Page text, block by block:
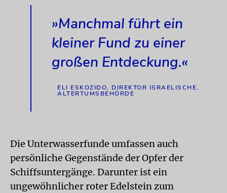
»Manchmal führt ein
kleiner Fund zu einer
großen Entdeckung.«
ELI ESKOZIDO, DIREKTOR ISRAELISCHE.
ALTERTUMSBEHÖRDE
Die Unterwasserfunde umfassen auch
persönliche Gegenstände der Opfer der
Schiffsuntergänge. Darunter ist ein
ungewöhnlicher roter Edelstein zum